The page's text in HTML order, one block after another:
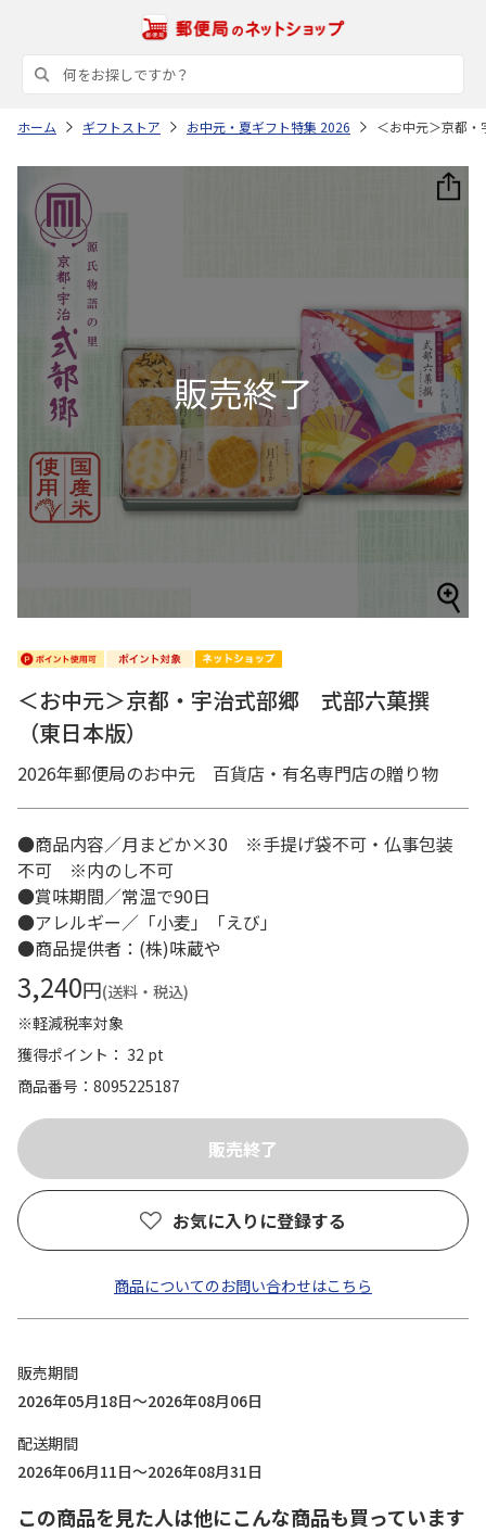
ホーム ギフトストア お中元・夏ギフト特集 2026 ＜お中元＞京都
＜お中元＞京都・宇治式部郷 式部六菓撰
（東日本版）
2026年郵便局のお中元 百貨店・有名専門店の贈り物
●商品内容／月まどか×30 ※手提げ袋不可・仏事包装
不可 ※内のし不可
●賞味期間／常温で90日
●アレルギー／「小麦」「えび」
●商品提供者：(株)味蔵や
3,240円(送料・税込)
※軽減税率対象
獲得ポイント： 32 pt
商品番号
8095225187
お気に入りに登録する
商品についてのお問い合わせはこちら
販売期間
2026年05月18日～2026年08月06日
配送期間
2026年06月11日～2026年08月31日
この商品を見た人は他にこんな商品も買っています